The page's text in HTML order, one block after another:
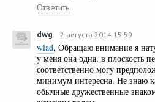
Ответить
dwg 2 августа 2014 15:59
wlad, Обращаю внимание я
у меня она одна, в плоскость
соответственно могу
минимум интересна. Не знаю
обычные дружественные